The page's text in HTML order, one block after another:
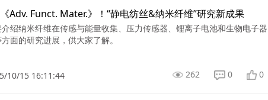
Adv. Funct. Mater.》！“静电纺丝&纳米纤维”研究新成果
介绍纳米纤维在传感与能量收集、压力传感器、锂离子电池和生物电子器
面的研究进展，供大家了解。
10/15 16:11:44 262 0 0